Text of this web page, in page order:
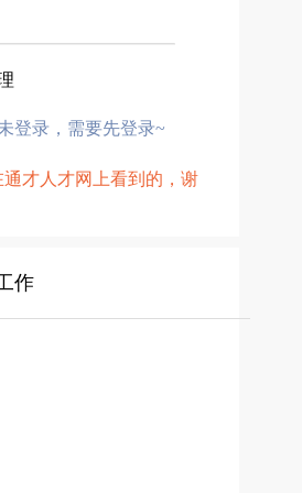
登录，需要先登录~
才人才网上看到的，谢
作